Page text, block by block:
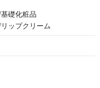
ヤを与え、縦ジワが目立たな
唇を演出
ジ)
礎化粧品
ップクリーム